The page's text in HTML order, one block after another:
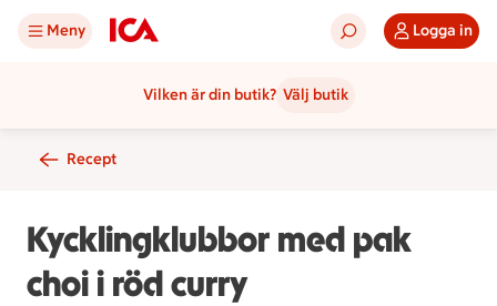
Meny Logga in
Vilken är din butik? Välj butik
Recept
Kycklingklubbor med pak
choi i röd curry